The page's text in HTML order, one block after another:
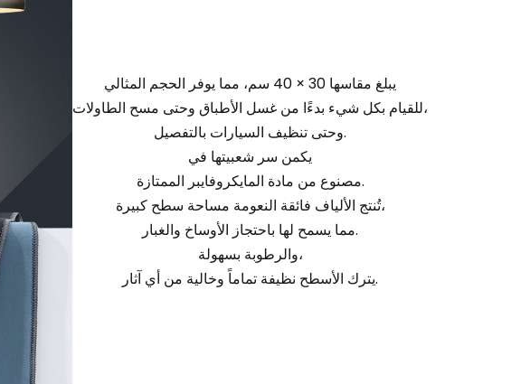
يبلغ مقاسها 30 × 40 سم، مما يوفر الحجم المثالي
للقيام بكل شيء بدءًا من غسل الأطباق وحتى مسح الطاولات،
وحتى تنظيف السيارات بالتفصيل.
يكمن سر شعبيتها في
مصنوع من مادة المايكروفايبر الممتازة.
تُنتج الألياف فائقة النعومة مساحة سطح كبيرة،
مما يسمح لها باحتجاز الأوساخ والغبار.
والرطوبة بسهولة،
يترك الأسطح نظيفة تماماً وخالية من أي آثار.